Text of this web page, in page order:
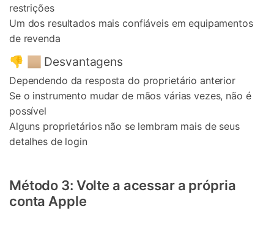
restrições
Um dos resultados mais confiáveis em equipamentos
de revenda
👎 🏼 Desvantagens
Dependendo da resposta do proprietário anterior
Se o instrumento mudar de mãos várias vezes, não é
possível
Alguns proprietários não se lembram mais de seus
detalhes de login
Método 3: Volte a acessar a própria
conta Apple